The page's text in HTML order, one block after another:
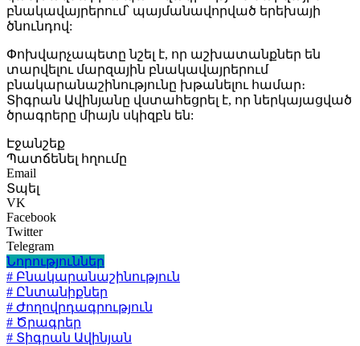
բնակավայրերում՝ պայմանավորված երեխայի
ծնունդով:
Փոխվարչապետը նշել է, որ աշխատանքներ են
տարվելու մարզային բնակավայրերում
բնակարանաշինությունը խթանելու համար։
Տիգրան Ավինյանը վստահեցրել է, որ ներկայացված
ծրագրերը միայն սկիզբն են:
Էջանշեք
Պատճենել հղումը
Email
Տպել
VK
Facebook
Twitter
Telegram
Նորություններ
# Բնակարանաշինություն
# Ընտանիքներ
# Ժողովրդագրություն
# Ծրագրեր
# Տիգրան Ավինյան